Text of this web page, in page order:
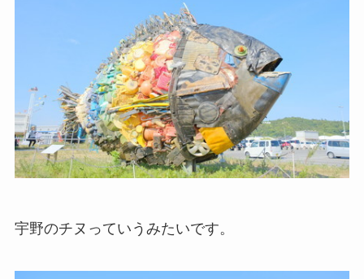
宇野のチヌっていうみたいです。